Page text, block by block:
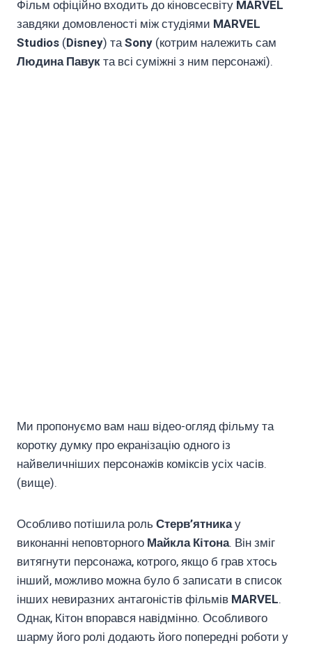
Фільм офіційно входить до кіновсесвіту MARVEL
завдяки домовленості між студіями MARVEL
Studios (Disney) таSony (котрим належить сам
Людина Павукта всі суміжні з ним персонажі).
Ми пропонуємо вам наш відео-огляд фільму та
коротку думку про екранізацію одного із
найвеличніших персонажів коміксів усіх часів.
(вище).
Особливо потішила роль Стерв’ятникау
виконанні неповторного Майкла Кітона. Він зміг
витягнути персонажа, котрого, якщо б грав хтось
інший, можливо можна було б записати в список
інших невиразних антагоністів фільмів MARVEL.
Однак, Кітон впорався навідмінно. Особливого
шарму його ролі додають його попередні роботи у